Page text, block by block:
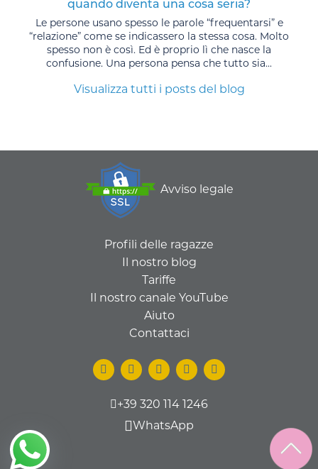
quando diventa una cosa seria?
Le persone usano spesso le parole “frequentarsi” e
“relazione” come se indicassero la stessa cosa. Molto
spesso non è così. Ed è proprio lì che nasce la
confusione. Una persona pensa che tutto sia...
Visualizza tutti i posts del blog
Avviso legale
Profili delle ragazze
Il nostro blog
Tariffe
Il nostro canale YouTube
Aiuto
Contattaci
+39 320 114 1246
WhatsApp